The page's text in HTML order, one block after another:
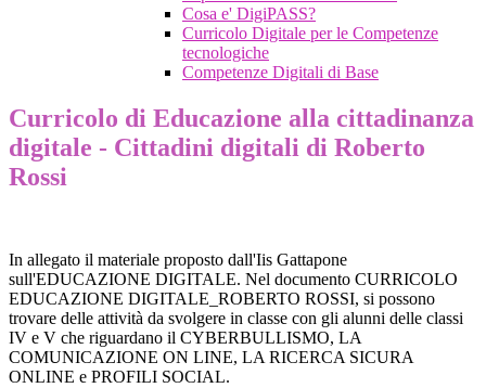
Cosa e' DigiPASS?
Curricolo Digitale per le Competenze
tecnologiche
Competenze Digitali di Base
Curricolo di Educazione alla cittadinanza
digitale - Cittadini digitali di Roberto
Rossi
In allegato il materiale proposto dall'Iis Gattapone
sull'EDUCAZIONE DIGITALE. Nel documento CURRICOLO
EDUCAZIONE DIGITALE_ROBERTO ROSSI, si possono
trovare delle attività da svolgere in classe con gli alunni delle classi
IV e V che riguardano il CYBERBULLISMO, LA
COMUNICAZIONE ON LINE, LA RICERCA SICURA
ONLINE e PROFILI SOCIAL.